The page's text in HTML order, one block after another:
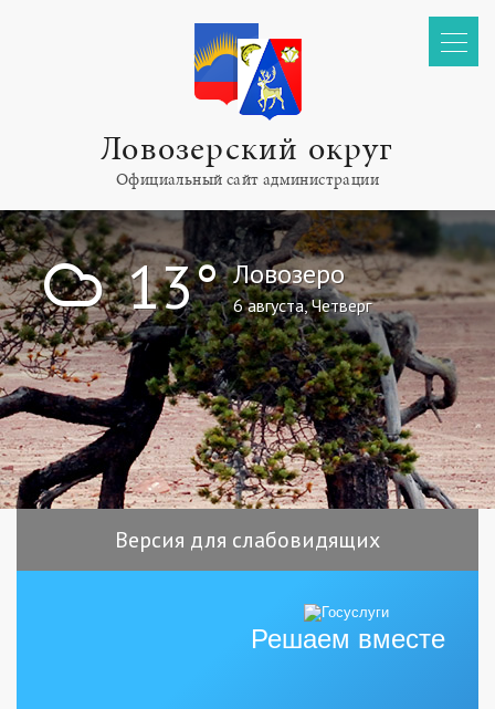
Ловозерский округ
Официальный сайт администрации
! 13° Ловозеро
6 августа, Четверг
Версия для слабовидящих
Решаем вместе